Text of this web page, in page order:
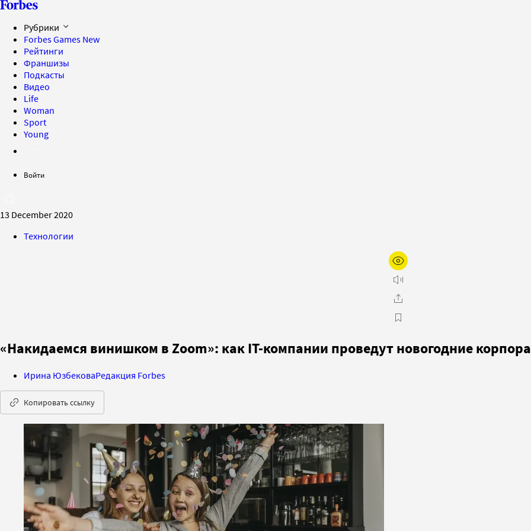
Рубрики
Forbes Games New
Рейтинги
Франшизы
Подкасты
Видео
Life
Woman
Sport
Young
Войти
13 December 2020
Технологии
«Накидаемся винишком в Zoom»: как IT-компании проведут новогодние
Ирина ЮзбековаРедакция Forbes
Копировать ссылку